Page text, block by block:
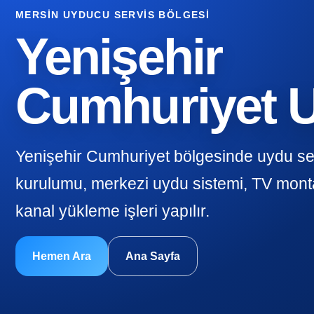
MERSIN UYDUCU SERVIS BÖLGESI
Yenişehir
Cumhuriyet
Yenişehir Cumhuriyet bölgesinde uydu
kurulumu, merkezi uydu sistemi, TV
kanal yükleme işleri yapılır.
Hemen Ara Ana Sayfa